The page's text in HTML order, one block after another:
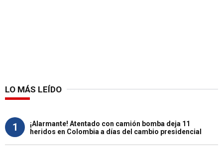
LO MÁS LEÍDO
1
¡Alarmante! Atentado con camión bomba deja 11
heridos en Colombia a días del cambio presidencial